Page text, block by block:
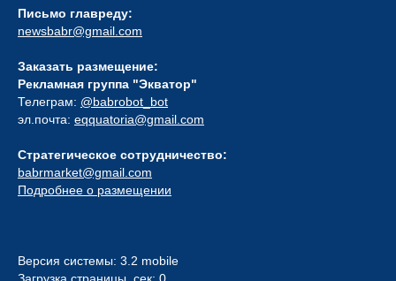
Письмо главреду:
newsbabr@gmail.com
Заказать размещение:
Рекламная группа "Экватор"
Телеграм: @babrobot_bot
эл.почта: eqquatoria@gmail.com
Стратегическое сотрудничество:
babrmarket@gmail.com
Подробнее о размещении
Версия системы: 3.2 mobile